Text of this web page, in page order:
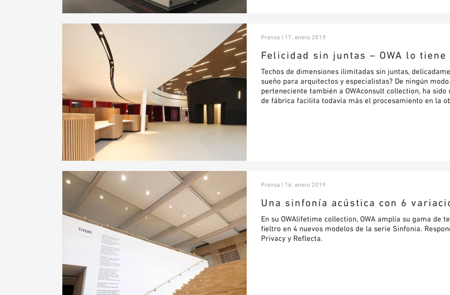
Prensa | 17. enero 2019
Felicidad sin juntas – OWA lo
Techos de dimensiones ilimitadas sin juntas,
sueño para arquitectos y especialistas? De ningún
perteneciente también a OWAconsult collection, ha
de fábrica facilita todavía más el procesamiento en la
Prensa | 16. enero 2019
Una sinfonía acústica con 6
En su OWAlifetime collection, OWA amplía su gama de
fieltro en 4 nuevos modelos de la serie Sinfonia.
Privacy y Reflecta.